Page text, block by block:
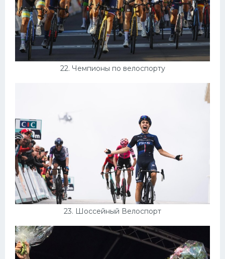
22. Чемпионы по велоспорту
23. Шоссейный Велоспорт